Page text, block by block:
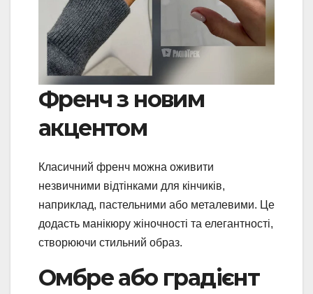
Френч з новим
акцентом
Класичний френч можна оживити
незвичними відтінками для кінчиків,
наприклад, пастельними або металевими. Це
додасть манікюру жіночності та елегантності,
створюючи стильний образ.
Омбре або градієнт